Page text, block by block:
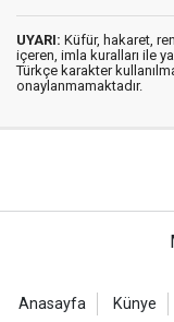
UYARI: Küfür, hakaret,
içeren, imla kuralları ile
Türkçe karakter
onaylanmamaktadır.
Anasayfa Künye